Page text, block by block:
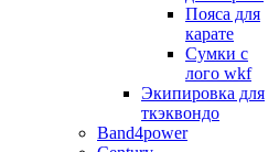
Пояса для
карате
Сумки с
лого wkf
Экипировка для
ткэквондо
Band4power